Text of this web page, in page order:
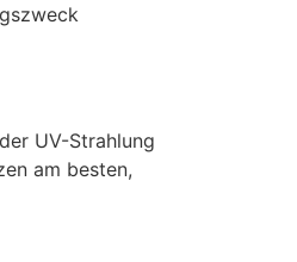
UV-Strahlung
am besten,